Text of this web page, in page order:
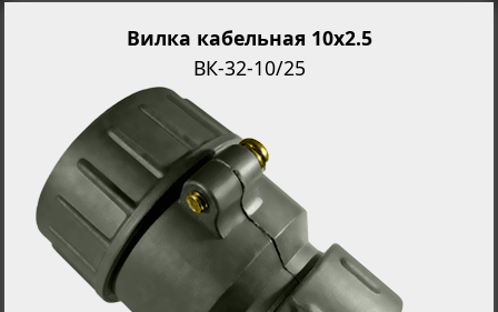
Вилка кабельная 10х2.5
ВК-32-10/25